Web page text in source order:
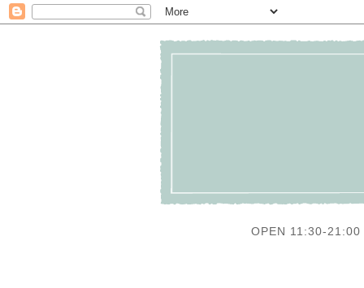
OPEN 11:30-